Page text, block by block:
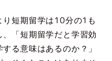
短期留学は10分の1も
「短期留学だと学習効
る意味はあるのか？」